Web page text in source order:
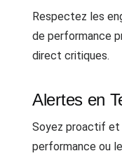
Respectez les
de performance
direct critiques.
Alertes en
Soyez proactif
performance ou